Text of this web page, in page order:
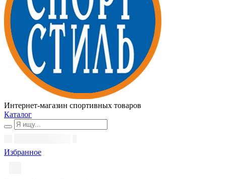
Интернет-магазин спортивных товаров
Каталог
Избранное